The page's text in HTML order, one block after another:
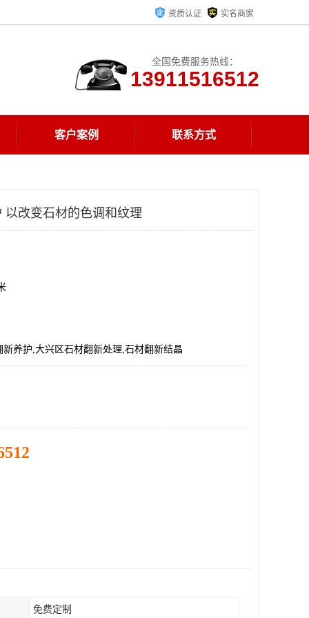
资质认证 实名商家
全国免费服务热线：
13911516512
客户案例 联系方式
以改变石材的色调和纹理
新养护,大兴区石材翻新处理,石材翻新结晶
免费定制